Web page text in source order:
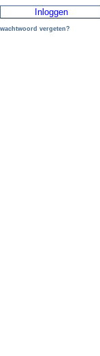
wachtwoord vergeten?